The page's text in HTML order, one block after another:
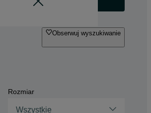
Obserwuj wyszukiwanie
Rozmiar
Wszystkie